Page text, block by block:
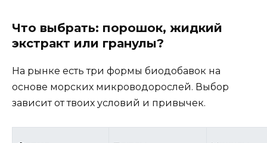
Что выбрать: порошок, жидкий
экстракт или гранулы?
На рынке есть три формы биодобавок на
основе морских микроводорослей. Выбор
зависит от твоих условий и привычек.